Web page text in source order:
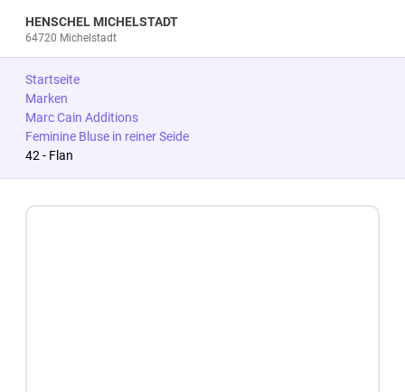
HENSCHEL MICHELSTADT
64720 Michelstadt
Startseite
Marken
Marc Cain Additions
Feminine Bluse in reiner Seide
42 - Flan